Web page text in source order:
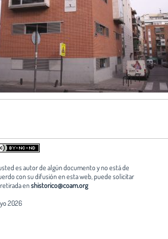
es autor de algún documento y no está de
con su difusión en esta web, puede solicitar
enshistorico@coam.org
2026